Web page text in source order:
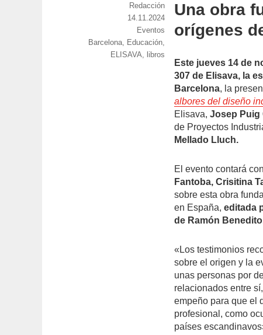
Una obra
orígenes
Este jueves 14 de
307 de Elisava, la
Barcelona, la
albores del diseño
Elisava,Josep Puig
de Proyectos
Mellado Lluch.
El evento contará
Fantoba, Crisitina
sobre esta obra
en España,editada
de Ramón
«Los testimonios
sobre el origen y la
unas personas por
relacionados entre
empeño para que el
profesional, como
países
https://www.experimenta.es/author/
Redacción
Publicado
14.11.2024
Categorías
Eventos
Etiquetas
Barcelona, Educación,
ELISAVA, libros